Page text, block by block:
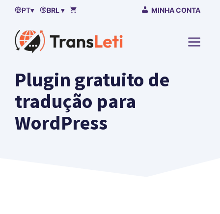
Saltar
conteúdo
PT▾ BRL ▾ MINHA CONTA
MENU
Plugin gratuito de
tradução para
WordPress